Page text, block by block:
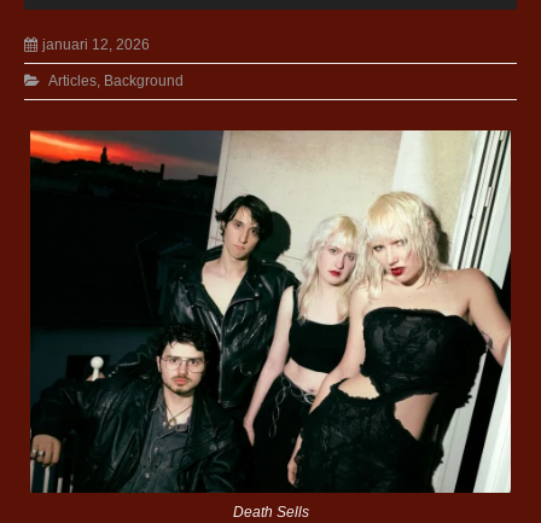
januari 12, 2026
Articles, Background
Death Sells